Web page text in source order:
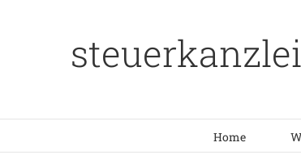
steuerkanzlei
Home